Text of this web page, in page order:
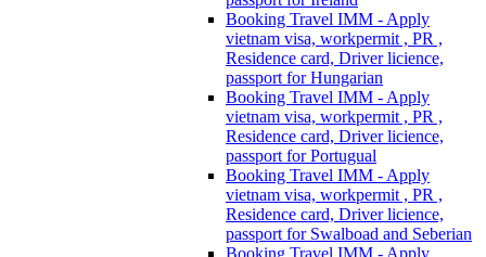
Booking Travel IMM - Apply
vietnam visa, workpermit , PR ,
Residence card, Driver licience,
passport for Hungarian
Booking Travel IMM - Apply
vietnam visa, workpermit , PR ,
Residence card, Driver licience,
passport for Portugual
Booking Travel IMM - Apply
vietnam visa, workpermit , PR ,
Residence card, Driver licience,
passport for Swalboad and Seberian
Booking Travel IMM - Apply